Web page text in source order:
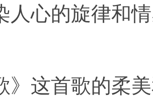
人心的旋律和
》这首歌的柔